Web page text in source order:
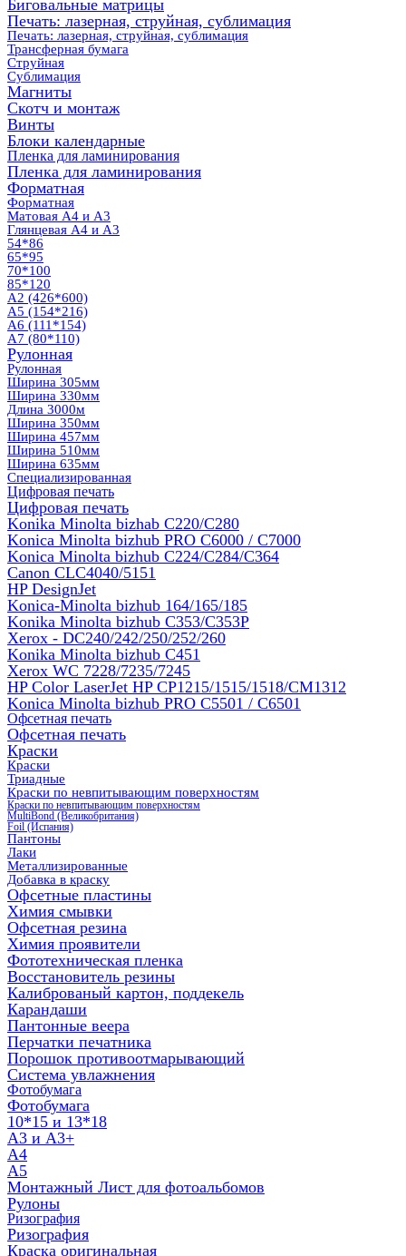
Биговальные матрицы
Печать: лазерная, струйная, сублимация
Печать: лазерная, струйная, сублимация
Трансферная бумага
Струйная
Сублимация
Магниты
Скотч и монтаж
Винты
Блоки календарные
Пленка для ламинирования
Пленка для ламинирования
Форматная
Форматная
Матовая А4 и А3
Глянцевая А4 и А3
54*86
65*95
70*100
85*120
А2 (426*600)
А5 (154*216)
А6 (111*154)
А7 (80*110)
Рулонная
Рулонная
Ширина 305мм
Ширина 330мм
Длина 3000м
Ширина 350мм
Ширина 457мм
Ширина 510мм
Ширина 635мм
Специализированная
Цифровая печать
Цифровая печать
Konika Minolta bizhab C220/C280
Konica Minolta bizhub PRO C6000 / C7000
Konica Minolta bizhub С224/С284/С364
Canon CLC4040/5151
HP DesignJet
Konica-Minolta bizhub 164/165/185
Konika Minolta bizhub C353/C353Р
Xerox - DC240/242/250/252/260
Konika Minolta bizhub C451
Xerox WC 7228/7235/7245
HP Color LaserJet HP CP1215/1515/1518/CM1312
Konica Minolta bizhub PRO С5501 / С6501
Офсетная печать
Офсетная печать
Краски
Краски
Триадные
Краски по невпитывающим поверхностям
Краски по невпитывающим поверхностям
MultiBond (Великобритания)
Foil (Испания)
Пантоны
Лаки
Металлизированные
Добавка в краску
Офсетные пластины
Химия смывки
Офсетная резина
Химия проявители
Фототехническая пленка
Восстановитель резины
Калиброваный картон, поддекель
Карандаши
Пантонные веера
Перчатки печатника
Порошок противоотмарывающий
Система увлажнения
Фотобумага
Фотобумага
10*15 и 13*18
A3 и А3+
А4
А5
Монтажный Лист для фотоальбомов
Рулоны
Ризография
Ризография
Краска оригинальная